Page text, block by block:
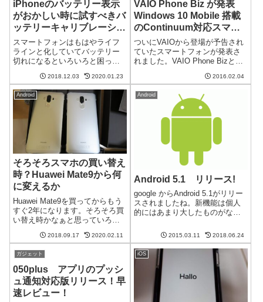
iPhoneのバッテリー表示
がおかしい時に試すべきバ
ッテリーキャリブレーショ
ン
スマートフォンはもはやライフ
ラインと化していてバッテリー
切れになるといろいろと困った
時としてバッテリー表示がおか
しくなる時があります。この記
事ではiPhoneでバッテリー表示
がおかしくなった時に試すべき
バッテリー...
2018.12.03 2020.01.23
VAIO Phone Biz が発表
Windows 10 Mobile 搭載
のContinuum対応スマー
トフォン
ついにVAIOから登場が予告され
ていたスマートフォンが発表さ
れました。VAIO Phone Bizと呼
ジネス向けに最適な機能を搭載
ィスプレイとSnapdragon 617搭
2016.02.04
Android
そろそろスマホの買い替え
時？Huawei Mate9から何
に変えるか
Huawei Mate9を買ってからもう
すぐ2年になります。そろそろ買
い替え時かなぁと思っていろい
れ！というのがないのが苦しい
たMate 9Huawei Mate9は私とし
ては初めて...
2018.09.17 2020.02.11
Android
Android 5.1 リリース!
google からAndroid 5.1がリリー
スされましたね。新機能は個人
的にはあまり大したものがなさ
正に期待してます。特にNexus9
の電池の持ちがよくなるといい
なと。今のところまだアップデ
ートは降ってきてな...
2015.03.11 2018.06.24
ガジェット
050plus アプリのプッシ
ュ通知対応版リリース！早
速レビュー！
iOS